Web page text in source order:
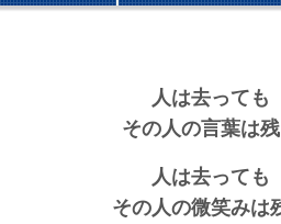
人は去っても
その人の言葉は
人は去っても
その人の微笑みは